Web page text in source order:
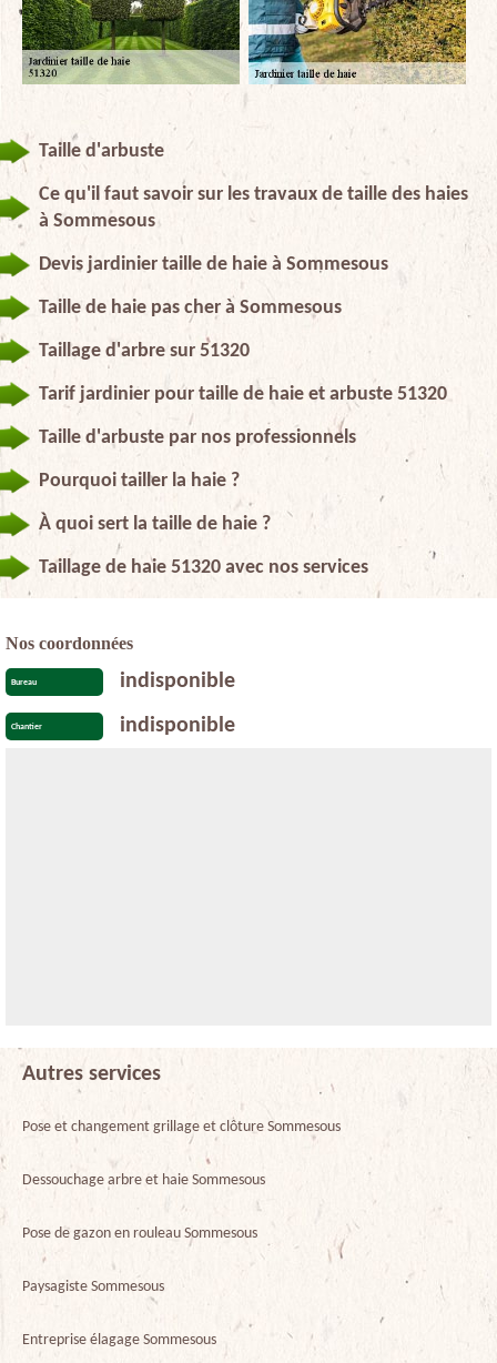
Taille d'arbuste
Ce qu'il faut savoir sur les travaux de taille des haies
à Sommesous
Devis jardinier taille de haie à Sommesous
Taille de haie pas cher à Sommesous
Taillage d'arbre sur 51320
Tarif jardinier pour taille de haie et arbuste 51320
Taille d'arbuste par nos professionnels
Pourquoi tailler la haie ?
À quoi sert la taille de haie ?
Taillage de haie 51320 avec nos services
Nos coordonnées
Bureau indisponible
Chantier indisponible
Autres services
Pose et changement grillage et clôture Sommesous
Dessouchage arbre et haie Sommesous
Pose de gazon en rouleau Sommesous
Paysagiste Sommesous
Entreprise élagage Sommesous